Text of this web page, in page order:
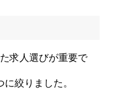
求人選びが重要で
絞りました。